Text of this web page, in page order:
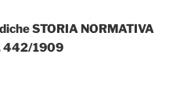
STORIA NORMATIVA
442/1909